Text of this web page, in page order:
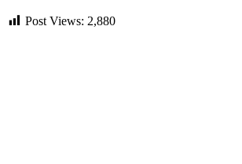
Post Views: 2,880